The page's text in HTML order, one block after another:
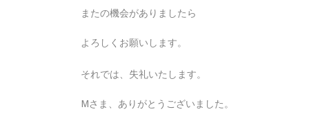
またの機会がありましたら
よろしくお願いします。
それでは、失礼いたします。
Mさま、ありがとうございました。